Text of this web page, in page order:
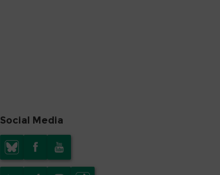
Social Media